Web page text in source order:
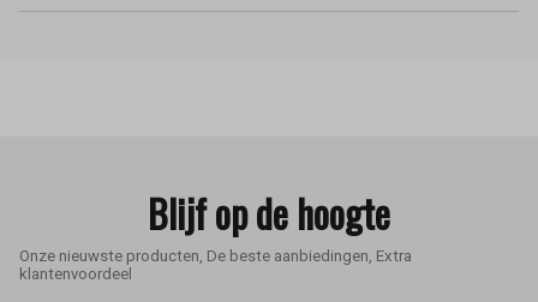
Blijf op de hoogte
Onze nieuwste producten, De beste aanbiedingen, Extra
klantenvoordeel